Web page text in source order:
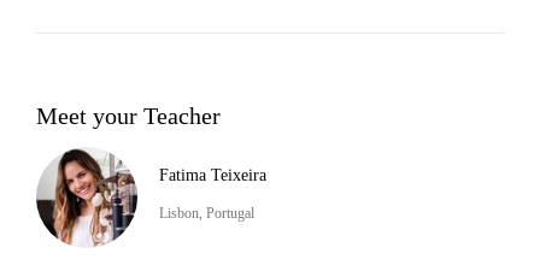
Meet your Teacher
Fatima Teixeira
Lisbon, Portugal